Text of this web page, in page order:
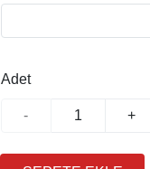
Adet
- +